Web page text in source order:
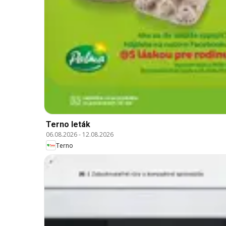
Terno leták
06.08.2026- 12.08.2026
Terno